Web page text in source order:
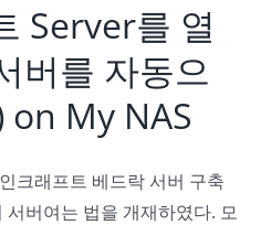
Server를 열
버를 자동으
on My NAS
크래프트 베드락 서버 구축
버여는 법을 개재하였다. 모